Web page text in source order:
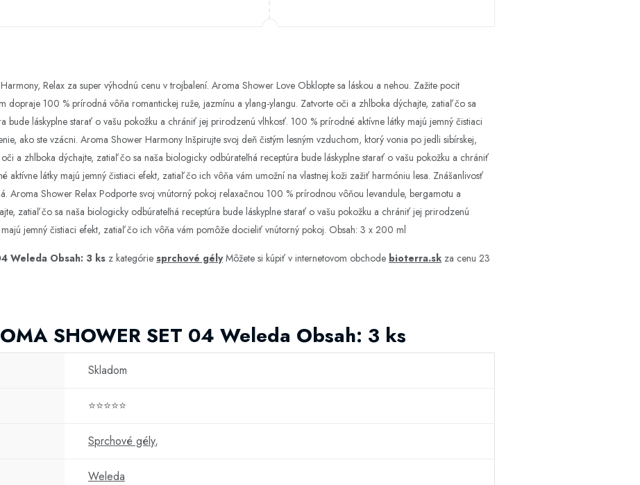
Relax za super výhodnú cenu v trojbalení. Aroma Shower Love Obklopte sa láskou a nehou. Zažite pocit
dopraje 100 % prírodná vôňa romantickej ruže, jazmínu a ylang-ylangu. Zatvorte oči a zhlboka dýchajte, zatiaľ čo sa
bude láskyplne starať o vašu pokožku a chrániť jej prirodzenú vlhkosť. 100 % prírodné aktívne látky majú jemný čistiaci
ako ste vzácni. Aroma Shower Harmony Inšpirujte svoj deň čistým lesným vzduchom, ktorý vonia po jedli sibírskej,
a zhlboka dýchajte, zatiaľ čo sa naša biologicky odbúrateľná receptúra bude láskyplne starať o vašu pokožku a chrániť
aktívne látky majú jemný čistiaci efekt, zatiaľ čo ich vôňa vám umožní na vlastnej koži zažiť harmóniu lesa. Znášanlivosť
Aroma Shower Relax Podporte svoj vnútorný pokoj relaxačnou 100 % prírodnou vôňou levandule, bergamotu a
zatiaľ čo sa naša biologicky odbúrateľná receptúra bude láskyplne starať o vašu pokožku a chrániť jej prirodzenú
jemný čistiaci efekt, zatiaľ čo ich vôňa vám pomôže docieliť vnútorný pokoj. Obsah: 3 x 200 ml
Weleda Obsah: 3 ks z kategórie sprchové gélyMôžete si kúpiť v internetovom obchode bioterra.sk za cenu 23
SHOWER SET 04 Weleda Obsah: 3 ks
Skladom
⭐⭐⭐⭐⭐
Sprchové gély,
Weleda